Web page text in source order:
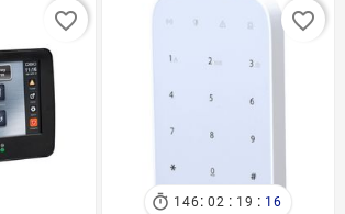
favorite_border
 146 : 02 : 19 : 16
favorite_border